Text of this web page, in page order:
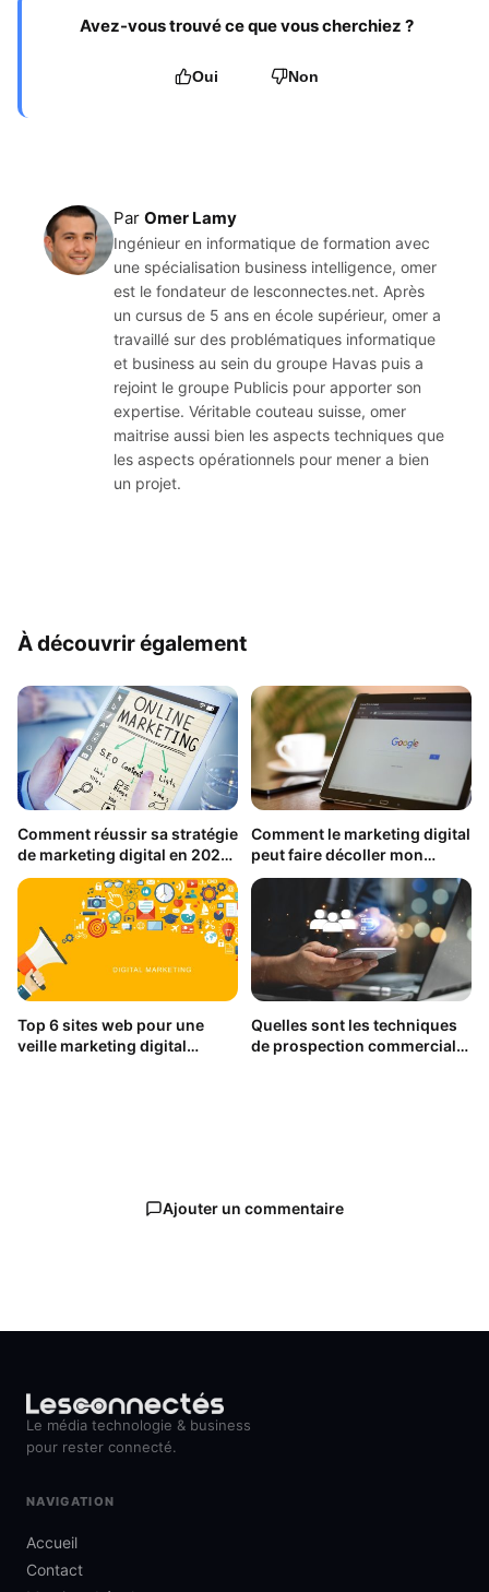
Avez-vous trouvé ce que vous cherchiez ?
Oui Non
Par Omer Lamy
Ingénieur en informatique de formation avec
une spécialisation business intelligence, omer
est le fondateur de lesconnectes.net. Après
un cursus de 5 ans en école supérieur, omer a
travaillé sur des problématiques informatique
et business au sein du groupe Havas puis a
rejoint le groupe Publicis pour apporter son
expertise. Véritable couteau suisse, omer
maitrise aussi bien les aspects techniques que
les aspects opérationnels pour mener a bien
un projet.
À découvrir également
Comment réussir sa stratégie
de marketing digital en 2021
sans risque de se tromper ?
Comment le marketing digital
peut faire décoller mon
business ?
Top 6 sites web pour une
veille marketing digital
Quelles sont les techniques
de prospection commerciale
Ajouter un commentaire
Le média technologie & business
pour rester connecté.
NAVIGATION
Accueil
Contact